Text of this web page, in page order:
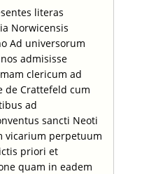
literas
Norwicensis
Ad universorum
admisisse
clericum ad
de Crattefeld cum
ad
sancti Neoti
vicarium perpetuum
priori et
quam in eadem